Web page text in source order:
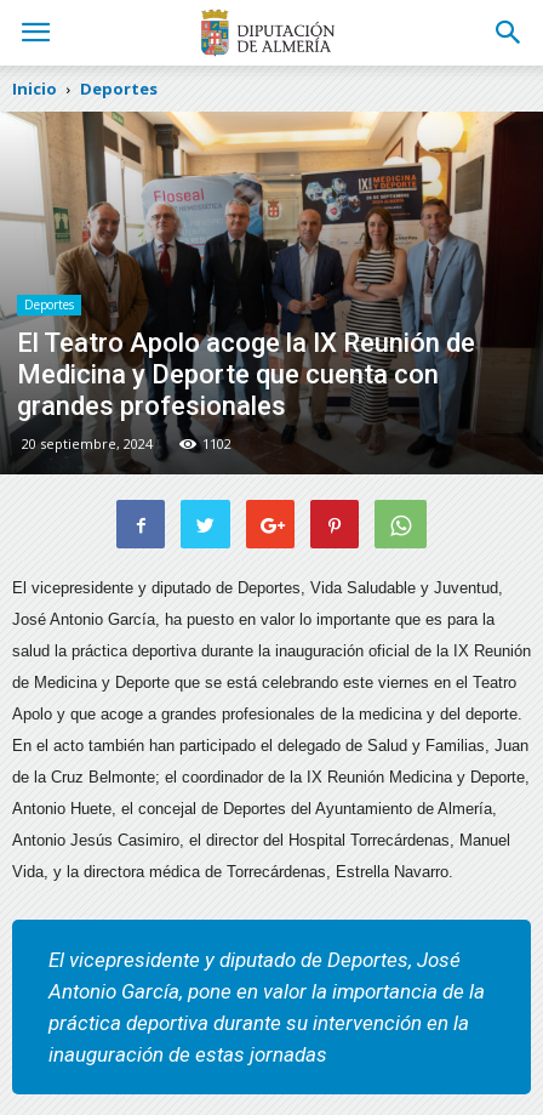
Inicio Deportes
Deportes
El Teatro Apolo acoge la IX Reunión de
Medicina y Deporte que cuenta con
grandes profesionales
20 septiembre, 2024 1102
El vicepresidente y diputado de Deportes, Vida Saludable y Juventud,
José Antonio García, ha puesto en valor lo importante que es para la
salud la práctica deportiva durante la inauguración oficial de la IX Reunión
de Medicina y Deporte que se está celebrando este viernes en el Teatro
Apolo y que acoge a grandes profesionales de la medicina y del deporte.
En el acto también han participado el delegado de Salud y Familias, Juan
de la Cruz Belmonte; el coordinador de la IX Reunión Medicina y Deporte,
Antonio Huete, el concejal de Deportes del Ayuntamiento de Almería,
Antonio Jesús Casimiro, el director del Hospital Torrecárdenas, Manuel
Vida, y la directora médica de Torrecárdenas, Estrella Navarro.
El vicepresidente y diputado de Deportes, José
Antonio García, pone en valor la importancia de la
práctica deportiva durante su intervención en la
inauguración de estas jornadas